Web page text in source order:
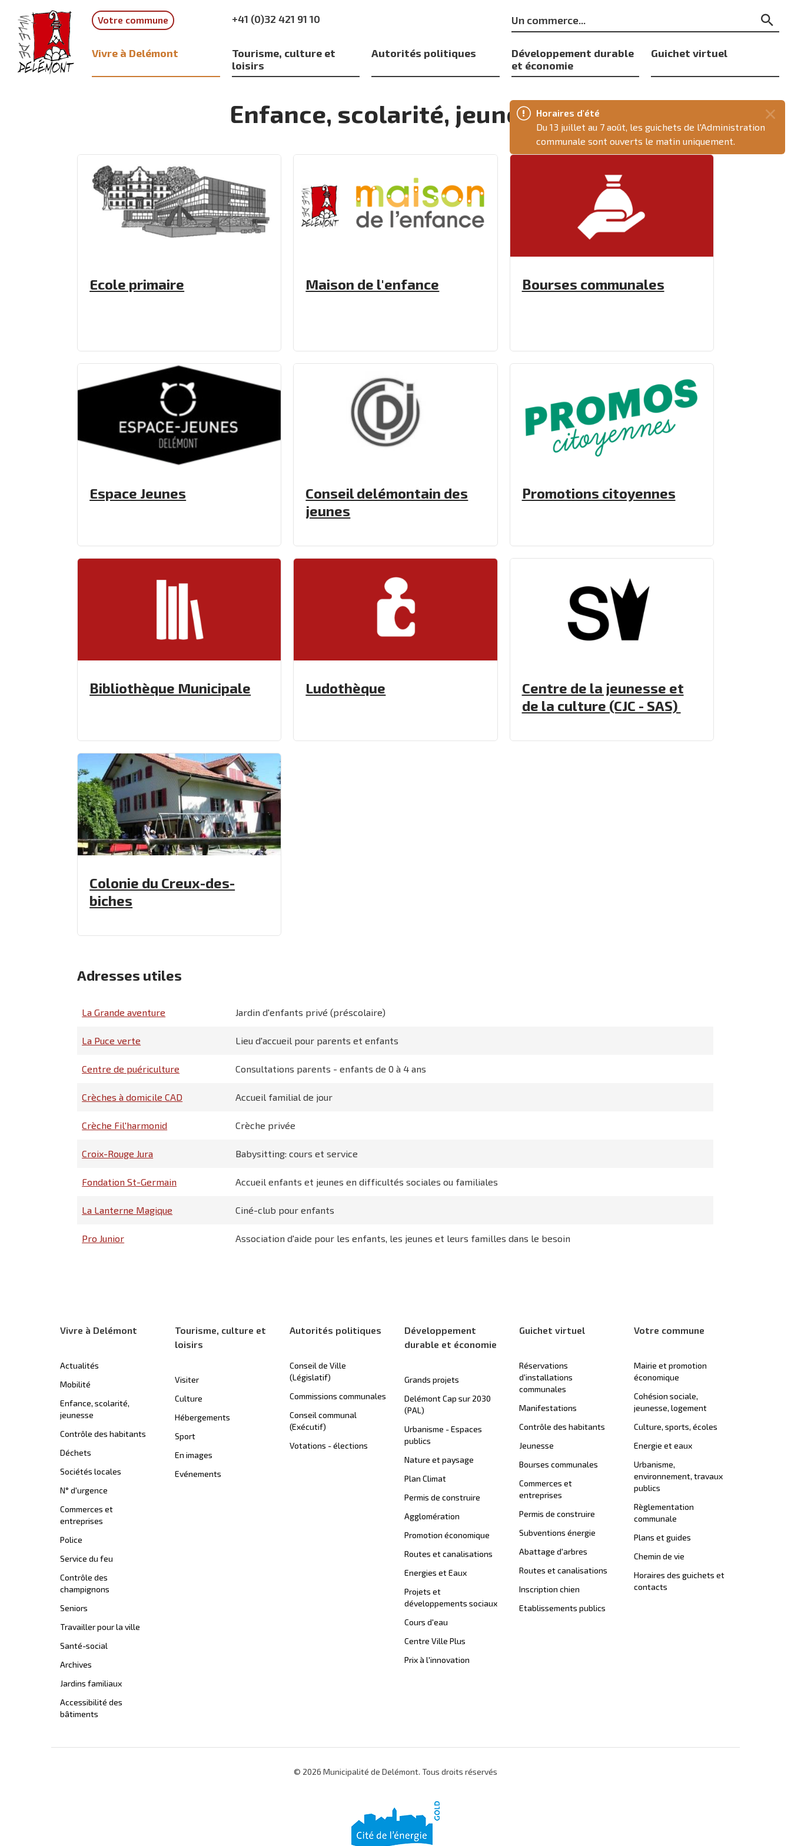
recherche
contenu
navigation
Horaires d'été
Du 13 juillet au 7 août, les guichets de l'Administration
communale sont ouverts le matin uniquement.
Votre commune +41 (0)32 421 91 10
Mots
clés
Vivre à Delémont
Tourisme, culture et
loisirs
Autorités politiques
Développement durable
et économie
Guichet virtuel
Enfance, scolarité, jeunesse
Ecole primaire Maison de l'enfance Bourses communales
Espace Jeunes
Conseil delémontain des
jeunes
Promotions citoyennes
Bibliothèque Municipale Ludothèque
Centre de la jeunesse et
de la culture (CJC - SAS)
Colonie du Creux-des-
biches
Adresses utiles
La Grande aventure Jardin d'enfants privé (préscolaire)
La Puce verte Lieu d'accueil pour parents et enfants
Centre de puériculture Consultations parents - enfants de 0 à 4 ans
Crèches à domicile CAD Accueil familial de jour
Crèche Fil'harmonid Crèche privée
Croix-Rouge Jura Babysitting: cours et service
Fondation St-Germain Accueil enfants et jeunes en difficultés sociales ou familiales
La Lanterne Magique Ciné-club pour enfants
Pro Junior Association d'aide pour les enfants, les jeunes et leurs familles dans le besoin
Vivre à Delémont
Actualités
Mobilité
Enfance, scolarité,
jeunesse
Contrôle des habitants
Déchets
Sociétés locales
N° d'urgence
Commerces et
entreprises
Police
Service du feu
Contrôle des
champignons
Seniors
Travailler pour la ville
Santé-social
Archives
Jardins familiaux
Accessibilité des
bâtiments
Tourisme, culture et
loisirs
Visiter
Culture
Hébergements
Sport
En images
Evénements
Autorités politiques
Conseil de Ville
(Législatif)
Commissions communales
Conseil communal
(Exécutif)
Votations - élections
Développement
durable et économie
Grands projets
Delémont Cap sur 2030
(PAL)
Urbanisme - Espaces
publics
Nature et paysage
Plan Climat
Permis de construire
Agglomération
Promotion économique
Routes et canalisations
Energies et Eaux
Projets et
développements sociaux
Cours d'eau
Centre Ville Plus
Prix à l'innovation
Guichet virtuel
Réservations
d'installations
communales
Manifestations
Contrôle des habitants
Jeunesse
Bourses communales
Commerces et
entreprises
Permis de construire
Subventions énergie
Abattage d'arbres
Routes et canalisations
Inscription chien
Etablissements publics
Votre commune
Mairie et promotion
économique
Cohésion sociale,
jeunesse, logement
Culture, sports, écoles
Energie et eaux
Urbanisme,
environnement, travaux
publics
Règlementation
communale
Plans et guides
Chemin de vie
Horaires des guichets et
contacts
© 2026 Municipalité de Delémont. Tous droits réservés